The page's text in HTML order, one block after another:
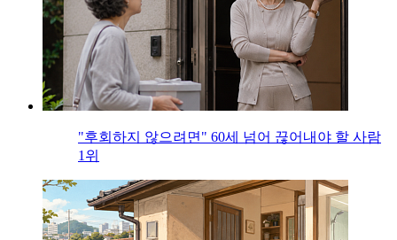
"후회하지 않으려면" 60세 넘어 끊어내야 할 사람
1위